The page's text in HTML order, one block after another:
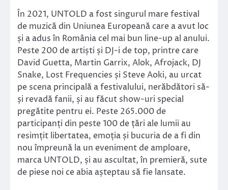
În 2021, UNTOLD a fost singurul mare festival
de muzică din Uniunea Europeană care a avut loc
și a adus în România cel mai bun line-up al anului.
Peste 200 de artiști și DJ-i de top, printre care
David Guetta, Martin Garrix, Alok, Afrojack, DJ
Snake, Lost Frequencies și Steve Aoki, au urcat
pe scena principală a festivalului, nerăbdători să-
și revadă fanii, și au făcut show-uri special
pregătite pentru ei. Peste 265.000 de
participanți din peste 100 de țări ale lumii au
resimțit libertatea, emoția și bucuria de a fi din
nou împreună la un eveniment de amploare,
marca UNTOLD, și au ascultat, în premieră, sute
de piese noi ce abia așteptau să fie lansate.